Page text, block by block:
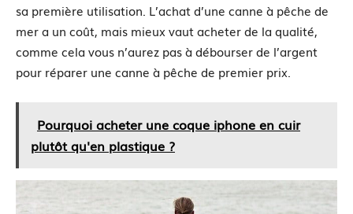
sa première utilisation. L’achat d’une canne à pêche de
mer a un coût, mais mieux vaut acheter de la qualité,
comme cela vous n’aurez pas à débourser de l’argent
pour réparer une canne à pêche de premier prix.
Pourquoi acheter une coque iphone en cuir
plutôt qu'en plastique ?